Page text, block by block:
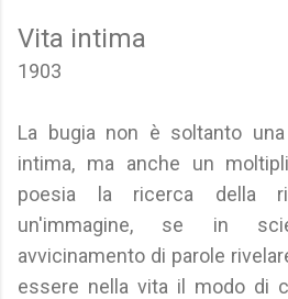
Vita intima
1903
La bugia non è soltanto
intima, ma anche un
poesia la ricerca della
un'immagine, se in
avvicinamento di parole
essere nella vita il modo di